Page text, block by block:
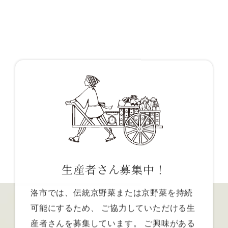
生産者さん募集中！
洛市では、伝統京野菜または京野菜を持続
可能にするため、
ご協力していただける生
産者さんを募集しています。
ご興味がある